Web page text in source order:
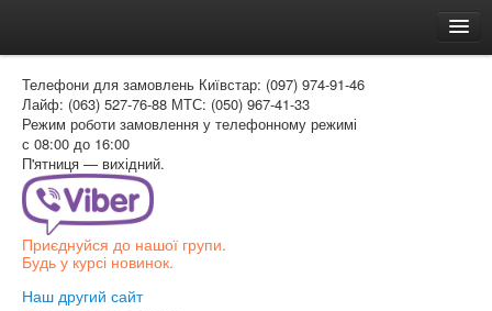
Доставка и оплата
Как заказать
Контакти
Таблиця розмірів
Вхід для покупця
Телефони для замовлень Київстар: (097) 974-91-46
Лайф: (063) 527-76-88 МТС: (050) 967-41-33
Режим роботи замовлення у телефонному режимі
с 08:00 до 16:00
П'ятниця — вихідний.
Приєднуйся до нашої групи.
Будь у курсі новинок.
Наш другий сайт